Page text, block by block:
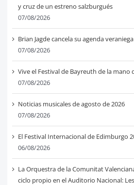
y cruz de un estreno salzburgués
07/08/2026
Brian Jagde cancela su agenda
07/08/2026
Vive el Festival de Bayreuth de la mano
07/08/2026
Noticias musicales de agosto de 2026
07/08/2026
El Festival Internacional de Edimburgo
06/08/2026
La Orquestra de la Comunitat
ciclo propio en el Auditorio Nacional: